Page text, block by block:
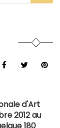
d'Art
2012 au
180